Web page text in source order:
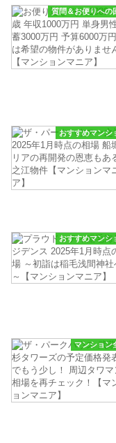
質問＆お便りへの
おすすめマンシ
おすすめマンシ
マンション